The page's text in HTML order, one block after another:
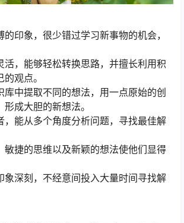
印象，很少错过学习新事物的机会，
活，能够轻松转换思路，并擅长利用积
观点。
库中提取不同的想法，用一点原始的创
成大胆的新想法。
，能从多个角度分析问题，寻找最佳解
敏捷的思维以及新颖的想法使他们显得
象深刻，不经意间投入大量时间寻找解